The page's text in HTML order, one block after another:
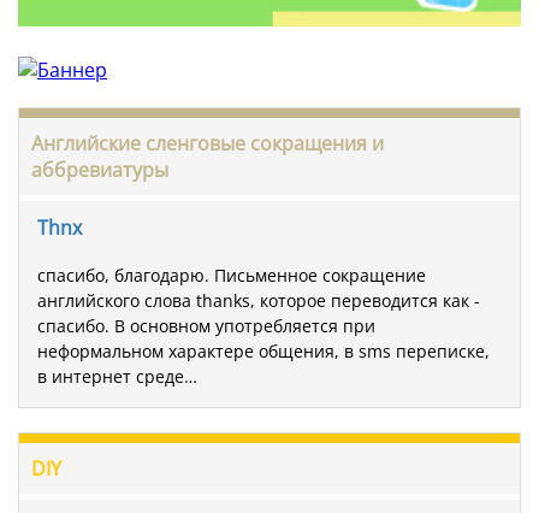
Английские сленговые сокращения и
аббревиатуры
Thnx
спасибо, благодарю. Письменное сокращение
английского слова thanks, которое переводится как -
спасибо. В основном употребляется при
неформальном характере общения, в sms переписке,
в интернет среде…
DIY